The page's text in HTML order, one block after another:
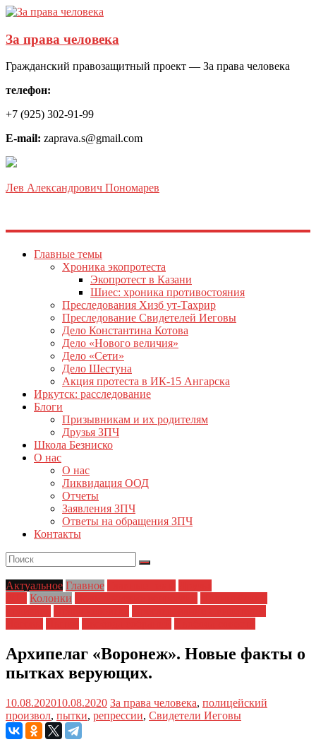
За права человека
Гражданский правозащитный проект — За права человека
телефон:
+7 (925) 302-91-99
E-mail: zaprava.s@gmail.com
Лев Александрович Пономарев
Главные темы
Хроника экопротеста
Экопротест в Казани
Шиес: хроника противостояния
Преследования Хизб ут-Тахрир
Преследование Свидетелей Иеговы
Дело Константина Котова
Дело «Нового величия»
Дело «Сети»
Дело Шестуна
Акция протеста в ИК-15 Ангарска
Иркутск: расследование
Блоги
Призывникам и их родителям
Друзья ЗПЧ
Школа Безниско
О нас
О нас
Ликвидация ООД
Отчеты
Заявления ЗПЧ
Ответы на обращения ЗПЧ
Контакты
Актуальное Главное
Колонки
Архипелаг «Воронеж». Новые факты о
пытках верующих.
10.08.202010.08.2020 За права человека, полицейский
произвол, пытки, репрессии, Свидетели Иеговы